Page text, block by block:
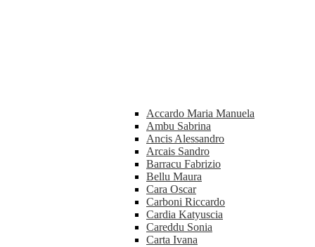
Accardo Maria Manuela
Ambu Sabrina
Ancis Alessandro
Arcais Sandro
Barracu Fabrizio
Bellu Maura
Cara Oscar
Carboni Riccardo
Cardia Katyuscia
Careddu Sonia
Carta Ivana